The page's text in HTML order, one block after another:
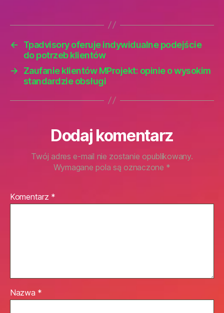
←
Tpadvisory oferuje indywidualne podejście
do potrzeb klientów
→
Zaufanie klientów MProjekt: opinie o wysokim
standardzie obsługi
Dodaj komentarz
Twój adres e-mail nie zostanie opublikowany.
Wymagane pola są oznaczone *
Komentarz *
Nazwa *